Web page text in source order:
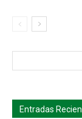
Entradas